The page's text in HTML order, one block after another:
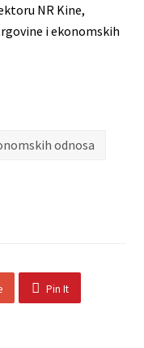
NR Kine,
i ekonomskih
odnosa
Pin It